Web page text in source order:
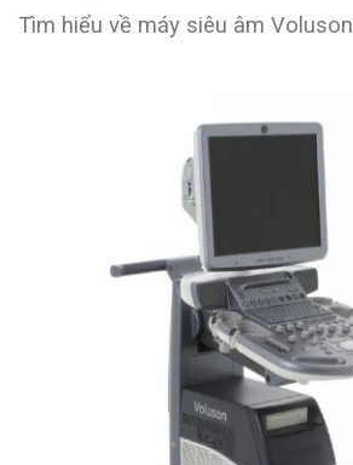
Tìm hiểu về máy siêu âm Voluson